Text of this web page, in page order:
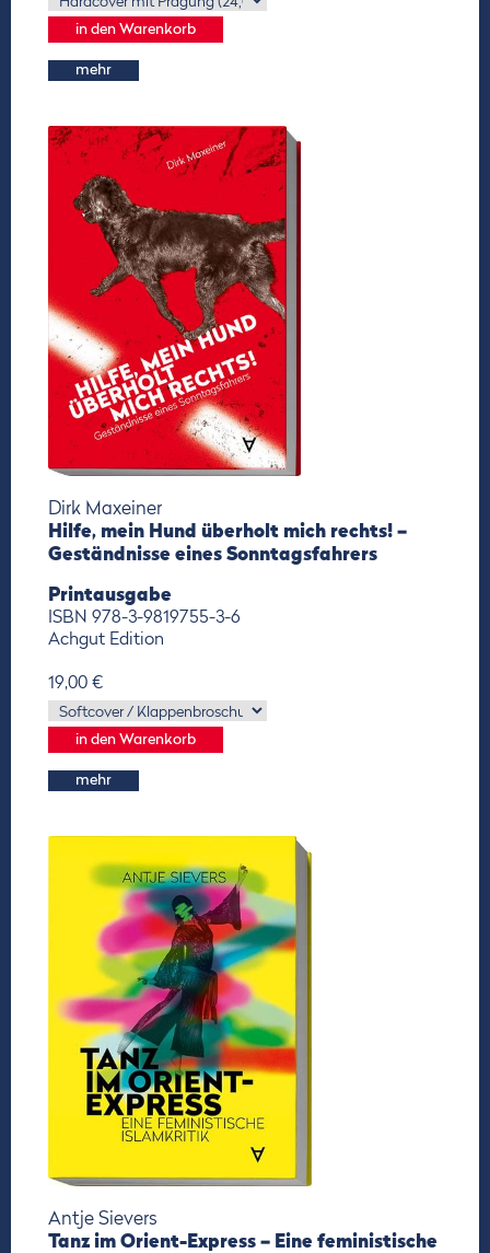
mehr
Dirk Maxeiner
Hilfe, mein Hund überholt mich rechts! –
Geständnisse eines Sonntagsfahrers
Printausgabe
ISBN 978-3-9819755-3-6
Achgut Edition
19,00 €
mehr
Antje Sievers
Tanz im Orient-Express – Eine feministische